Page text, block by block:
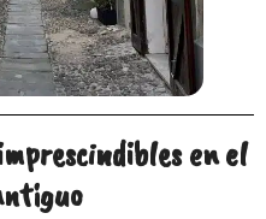
en el